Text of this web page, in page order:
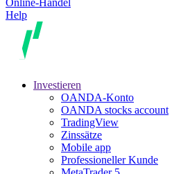
Online-Handel
Help
Investieren
OANDA-Konto
OANDA stocks account
TradingView
Zinssätze
Mobile app
Professioneller Kunde